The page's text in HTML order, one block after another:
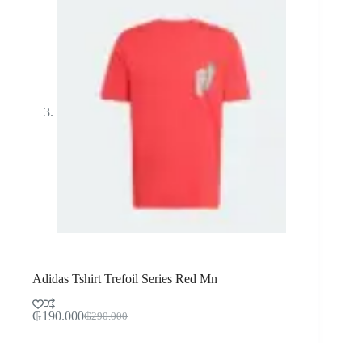
Adidas Tshirt Trefoil Series Red Mn
₲290.000
El
₲190.000El